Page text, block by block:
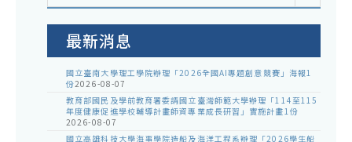
室
最新消息
國立臺南大學理工學院辦理「2026全國AI專題創意競賽」海報1
份2026-08-07
教育部國民及學前教育署委請國立臺灣師範大學辦理「114至115
年度健康促進學校輔導計畫師資專業成長研習」實施計畫1份
2026-08-07
國立高雄科技大學海事學院造船及海洋工程系辦理「2026學生船